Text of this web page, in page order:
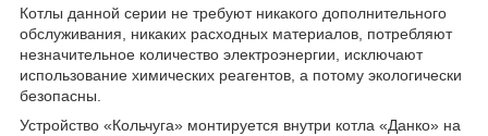
Котлы данной серии не требуют никакого дополнительного
обслуживания, никаких расходных материалов, потребляют
незначительное количество электроэнергии, исключают
использование химических реагентов, а потому экологически
безопасны.
Устройство «Кольчуга» монтируется внутри котла «Данко» на